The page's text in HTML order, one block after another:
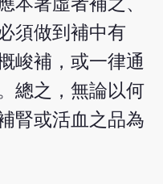
須做到補中有
峻補，或一律通
總之，無論以何
腎或活血之品為